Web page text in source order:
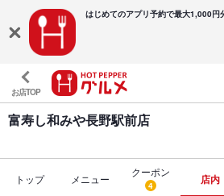
はじめてのアプリ予約で最大1,000円
お店TOP
富寿し和みや長野駅前店
トップ メニュー
クーポン
4 店内